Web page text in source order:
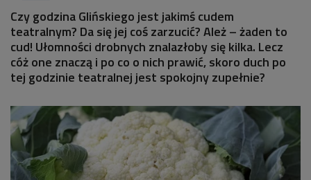
Czy godzina Glińskiego jest jakimś cudem
teatralnym? Da się jej coś zarzucić? Ależ – żaden to
cud! Ułomności drobnych znalazłoby się kilka. Lecz
cóż one znaczą i po co o nich prawić, skoro duch po
tej godzinie teatralnej jest spokojny zupełnie?